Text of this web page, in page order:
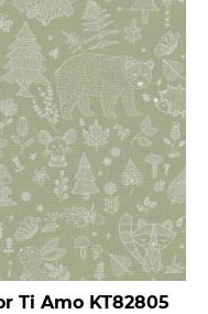
Ti AmoKT82805